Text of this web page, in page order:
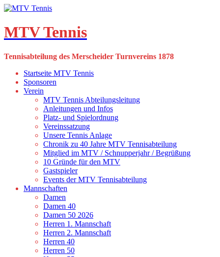
Skip
content
MTV Tennis
Tennisabteilung des Merscheider Turnvereins 1878
Startseite MTV Tennis
Sponsoren
Verein
MTV Tennis Abteilungsleitung
Anleitungen und Infos
Platz- und Spielordnung
Vereinssatzung
Unsere Tennis Anlage
Chronik zu 40 Jahre MTV Tennisabteilung
Mitglied im MTV / Schnupperjahr / Begrüßung
10 Gründe für den MTV
Gastspieler
Events der MTV Tennisabteilung
Mannschaften
Damen
Damen 40
Damen 50 2026
Herren 1. Mannschaft
Herren 2. Mannschaft
Herren 40
Herren 50